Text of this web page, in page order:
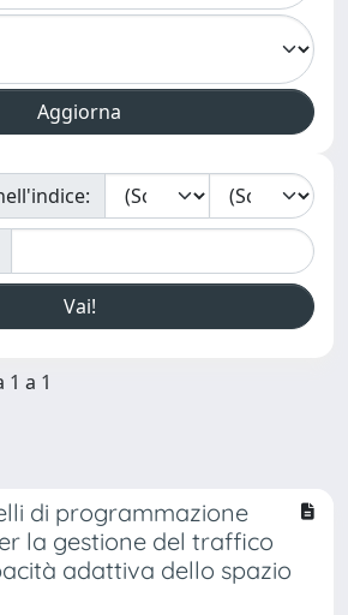
a 1
di programmazione
la gestione del traffico
adattiva dello spazio